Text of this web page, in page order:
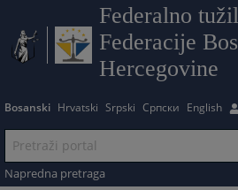
Federalno
Federacije
Hercegovine
Bosanski Hrvatski Srpski Српски English
Napredna pretraga